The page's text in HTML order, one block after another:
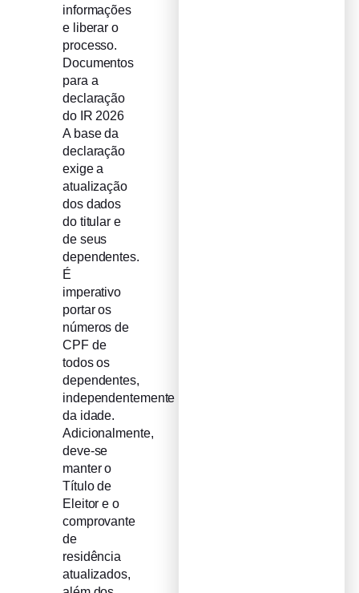
informações
e liberar o
processo.
Documentos
para a
declaração
do IR 2026
A base da
declaração
exige a
atualização
dos dados
do titular e
de seus
dependentes.
É
imperativo
portar os
números de
CPF de
todos os
dependentes,
independentemente
da idade.
Adicionalmente,
deve-se
manter o
Título de
Eleitor e o
comprovante
de
residência
atualizados,